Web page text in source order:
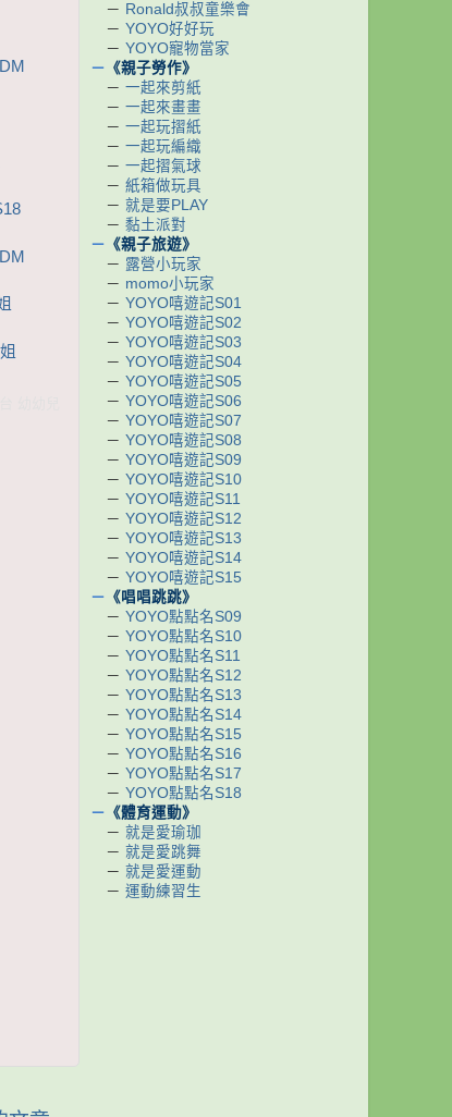
－ Ronald叔叔童樂會
－ YOYO好好玩
－ YOYO寵物當家
－ 《親子勞作》
－ 一起來剪紙
－ 一起來畫畫
－ 一起玩摺紙
－ 一起玩編織
－ 一起摺氣球
－ 紙箱做玩具
－ 就是要PLAY
－ 黏土派對
－ 《親子旅遊》
－ 露營小玩家
－ momo小玩家
－ YOYO嘻遊記S01
－ YOYO嘻遊記S02
－ YOYO嘻遊記S03
－ YOYO嘻遊記S04
－ YOYO嘻遊記S05
－ YOYO嘻遊記S06
－ YOYO嘻遊記S07
－ YOYO嘻遊記S08
－ YOYO嘻遊記S09
－ YOYO嘻遊記S10
－ YOYO嘻遊記S11
－ YOYO嘻遊記S12
－ YOYO嘻遊記S13
－ YOYO嘻遊記S14
－ YOYO嘻遊記S15
－ 《唱唱跳跳》
－ YOYO點點名S09
－ YOYO點點名S10
－ YOYO點點名S11
－ YOYO點點名S12
－ YOYO點點名S13
－ YOYO點點名S14
－ YOYO點點名S15
－ YOYO點點名S16
－ YOYO點點名S17
－ YOYO點點名S18
－ 《體育運動》
－ 就是愛瑜珈
－ 就是愛跳舞
－ 就是愛運動
－ 運動練習生